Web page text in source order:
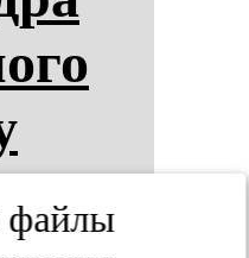
файлы